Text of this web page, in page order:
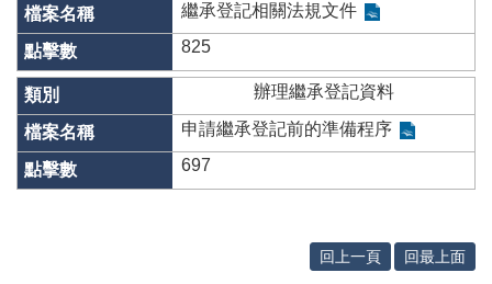
機
關
簡
介
線
上
申
繼承登記相關法規文件
825
辦理繼承登記資料
申請繼承登記前的準備程序
697
回上一頁 回最上面